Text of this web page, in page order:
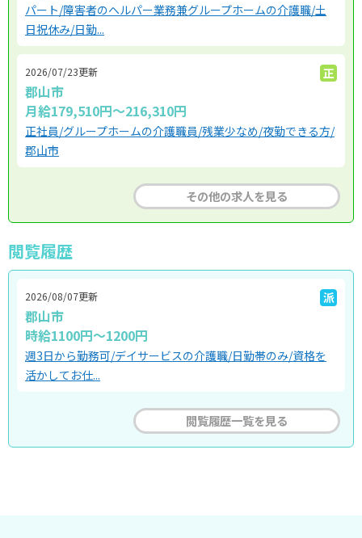
パート/障害者のヘルパー業務兼グループホームの介護職/土
日祝休み/日勤...
2026/07/23更新 正
郡山市
月給179,510円～216,310円
正社員/グループホームの介護職員/残業少なめ/夜勤できる方/
郡山市
その他の求人を見る
閲覧履歴
2026/08/07更新 派
郡山市
時給1100円～1200円
週3日から勤務可/デイサービスの介護職/日勤帯のみ/資格を
活かしてお仕...
閲覧履歴一覧を見る